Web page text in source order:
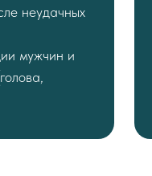
неудачных
мужчин и